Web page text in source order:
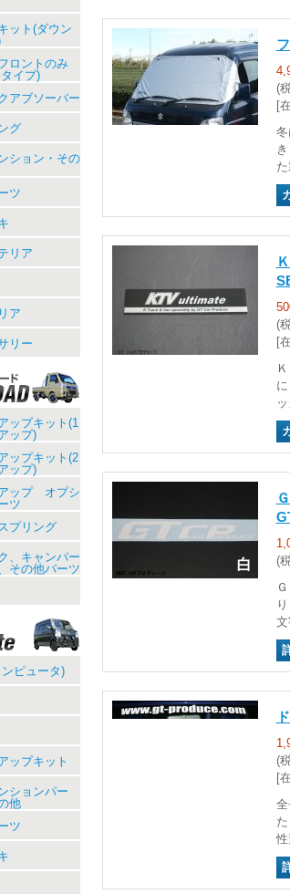
ット(ダウン
ロントのみ
イプ)
アブソーバー
グ
ション・その
ツ
リア
ア
リー
ップキット(1
ップ)
ップキット(2
ップ)
ップ オプシ
ツ
プリング
、キャンバー
その他パーツ
ンピュータ)
ップキット
ションパー
他
ツ
(
[
(
[
(
(
[